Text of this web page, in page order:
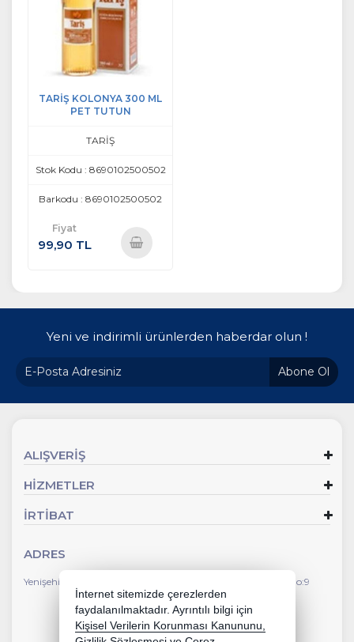
TARİŞ KOLONYA 300 ML
PET TUTUN
TARİŞ
Stok Kodu : 8690102500502
Barkodu : 8690102500502
Fiyat
99,90 TL
Yeni ve indirimli ürünlerden haberdar olun !
Abone Ol
ALIŞVERİŞ
HİZMETLER
İRTİBAT
ADRES
Yenişehir Mahallesi Faik Ertuğrul Caddesi Çevlik İş Merkezi No:9
İnternet sitemizde çerezlerden
faydalanılmaktadır. Ayrıntılı bilgi için
Kişisel Verilerin Korunması Kanununu,